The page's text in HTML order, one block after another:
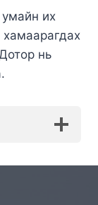
умайн их
нь